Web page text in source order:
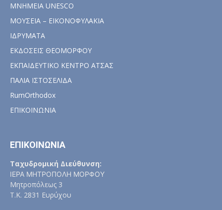
ΜΝΗΜΕΙΑ UNESCO
ΜΟΥΣΕΙΑ – ΕΙΚΟΝΟΦΥΛΑΚΙΑ
ΙΔΡΥΜΑΤΑ
ΕΚΔΟΣΕΙΣ ΘΕΟΜΟΡΦΟΥ
ΕΚΠΑΙΔΕΥΤΙΚΟ ΚΕΝΤΡΟ ΑΤΣΑΣ
ΠΑΛΙΑ ΙΣΤΟΣΕΛΙΔΑ
RumOrthodox
ΕΠΙΚΟΙΝΩΝΙΑ
ΕΠΙΚΟΙΝΩΝΙΑ
Ταχυδρομική Διεύθυνση:
ΙΕΡΑ ΜΗΤΡΟΠΟΛΗ ΜΟΡΦΟΥ
Μητροπόλεως 3
Τ.Κ. 2831 Ευρύχου